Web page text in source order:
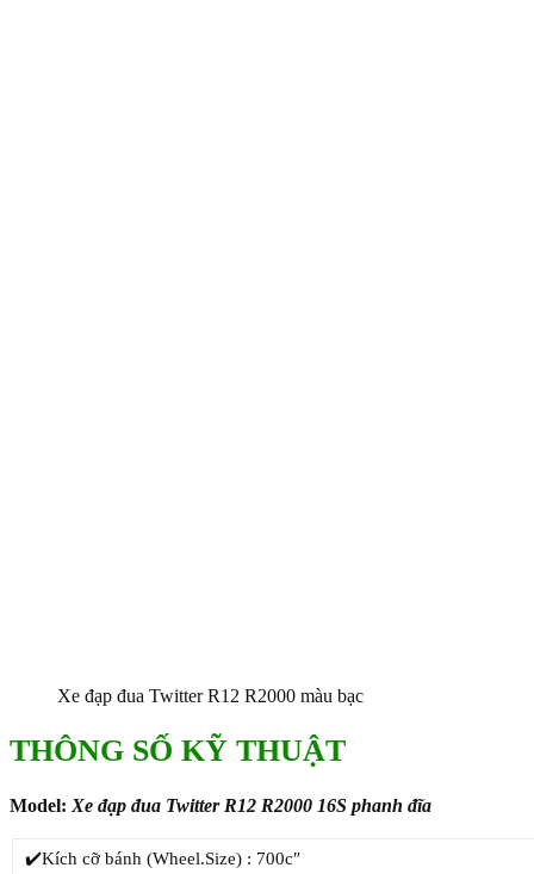
Xe đạp đua Twitter R12 R2000 màu bạc
THÔNG SỐ KỸ THUẬT
Model: Xe đạp đua Twitter R12 R2000 16S phanh đĩa
✔️Kích cỡ bánh (Wheel.Size) : 700c″